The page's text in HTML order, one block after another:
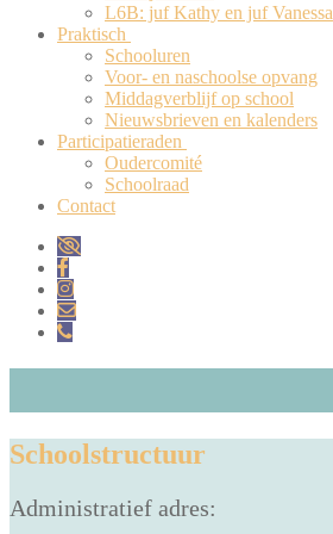
L6B: juf Kathy en juf Vanessa
Praktisch
Schooluren
Voor- en naschoolse opvang
Middagverblijf op school
Nieuwsbrieven en kalenders
Participatieraden
Oudercomité
Schoolraad
Contact
Schoolstructuur
Administratief adres: